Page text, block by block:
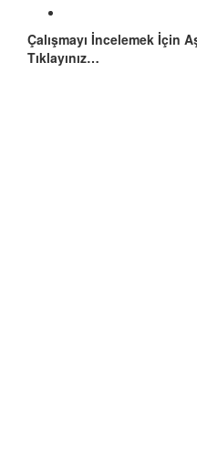
Çalışmayı İncelemek İçin
Tıklayınız…